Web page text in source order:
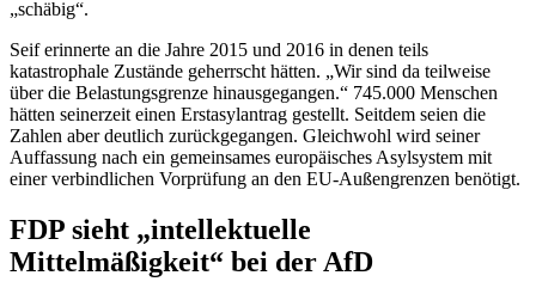
„schäbig“.
Seif erinnerte an die Jahre 2015 und 2016 in denen teils
katastrophale Zustände geherrscht hätten. „Wir sind da teilweise
über die Belastungsgrenze hinausgegangen.“ 745.000 Menschen
hätten seinerzeit einen Erstasylantrag gestellt. Seitdem seien die
Zahlen aber deutlich zurückgegangen. Gleichwohl wird seiner
Auffassung nach ein gemeinsames europäisches Asylsystem mit
einer verbindlichen Vorprüfung an den EU-Außengrenzen benötigt.
FDP sieht „intellektuelle
Mittelmäßigkeit“ bei der AfD